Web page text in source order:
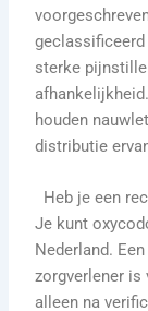
sterke
houden
distributie
Heb je een
Je kunt
Nederland.
zorgverlener
alleen na